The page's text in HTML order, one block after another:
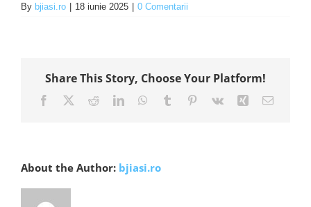
By bjiasi.ro 18 iunie 2025 0 Comentarii
Share This Story, Choose Your Platform!
Facebook RedditLinkedInWhatsApp
Tumblr Pinterest
Vk Xing E-
About the Author: bjiasi.ro